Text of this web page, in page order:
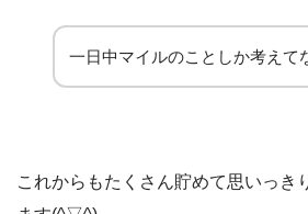
一日中マイルのことしか考えて
これからもたくさん貯めて思いっき